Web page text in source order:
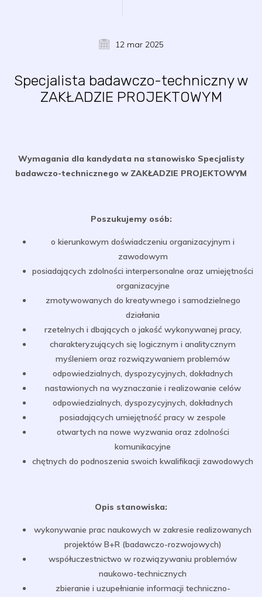
12 mar 2025
Specjalista badawczo-techniczny w
ZAKŁADZIE PROJEKTOWYM
Wymagania dla kandydata na stanowisko Specjalisty
badawczo-technicznego w ZAKŁADZIE PROJEKTOWYM
Poszukujemy osób:
o kierunkowym doświadczeniu organizacyjnym i
zawodowym
posiadających zdolności interpersonalne oraz umiejętności
organizacyjne
zmotywowanych do kreatywnego i samodzielnego
działania
rzetelnych i dbających o jakość wykonywanej pracy,
charakteryzujących się logicznym i analitycznym
myśleniem oraz rozwiązywaniem problemów
odpowiedzialnych, dyspozycyjnych, dokładnych
nastawionych na wyznaczanie i realizowanie celów
odpowiedzialnych, dyspozycyjnych, dokładnych
posiadających umiejętność pracy w zespole
otwartych na nowe wyzwania oraz zdolności
komunikacyjne
chętnych do podnoszenia swoich kwalifikacji zawodowych
Opis stanowiska:
wykonywanie prac naukowych w zakresie realizowanych
projektów B+R (badawczo-rozwojowych)
współuczestnictwo w rozwiązywaniu problemów
naukowo-technicznych
zbieranie i uzupełnianie informacji techniczno-